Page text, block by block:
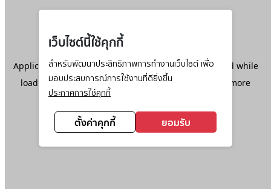
เว็บไซต์นี้ใช้คุกกี้
สำหรับพัฒนาประสิทธิภาพการทำงานเว็บไซต์ เพื่อ
มอบประสบการณ์การใช้งานที่ดียิ่งขึ้น
ประกาศการใช้คุกกี้
ตั้งค่าคุกกี้ ยอมรับ
Application error: aclient-side exception has occurred while
loadingwww.ktc.co.th(see the browser console
for more
information).